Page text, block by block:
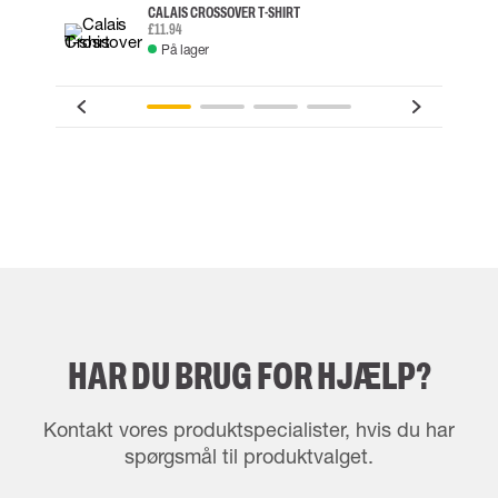
CALAIS CROSSOVER T-SHIRT
£11.94
På lager
HAR DU BRUG FOR HJÆLP?
Kontakt vores produktspecialister, hvis du har
spørgsmål til produktvalget.